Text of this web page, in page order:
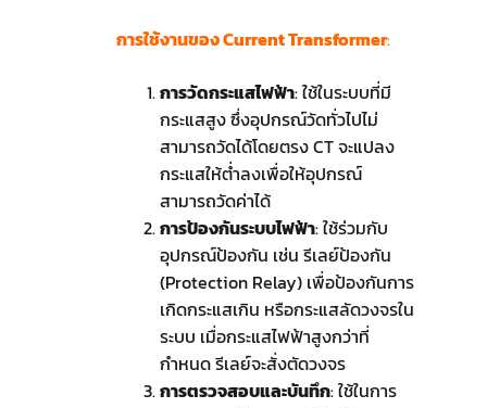
การใช้งานของ Current Transformer:
การวัดกระแสไฟฟ้า: ใช้ในระบบที่มี
กระแสสูง ซึ่งอุปกรณ์วัดทั่วไปไม่
สามารถวัดได้โดยตรง CT จะแปลง
กระแสให้ต่ำลงเพื่อให้อุปกรณ์
สามารถวัดค่าได้
การป้องกันระบบไฟฟ้า: ใช้ร่วมกับ
อุปกรณ์ป้องกัน เช่น รีเลย์ป้องกัน
(Protection Relay) เพื่อป้องกันการ
เกิดกระแสเกิน หรือกระแสลัดวงจรใน
ระบบ เมื่อกระแสไฟฟ้าสูงกว่าที่
กำหนด รีเลย์จะสั่งตัดวงจร
การตรวจสอบและบันทึก: ใช้ในการ